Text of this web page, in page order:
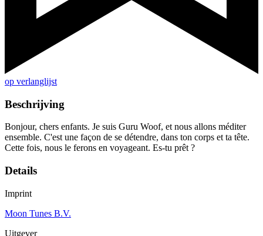
op verlanglijst
Beschrijving
Bonjour, chers enfants. Je suis Guru Woof, et nous allons méditer
ensemble. C'est une façon de se détendre, dans ton corps et ta tête.
Cette fois, nous le ferons en voyageant. Es-tu prêt ?
Details
Imprint
Moon Tunes B.V.
Uitgever